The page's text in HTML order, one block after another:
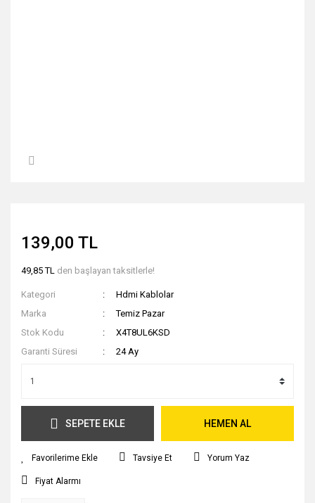
139,00 TL
49,85 TL den başlayan taksitlerle!
Kategori
Hdmi Kablolar
Marka
Temiz Pazar
Stok Kodu
X4T8UL6KSD
Garanti Süresi
24 Ay
SEPETE EKLE HEMEN AL
Tavsiye Et Yorum Yaz
Fiyat Alarmı